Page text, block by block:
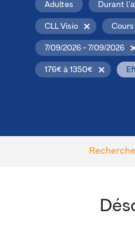
Adultes Durant
CLL Visio
7/09/2026 - 7/09/2026
176€ à 1350€